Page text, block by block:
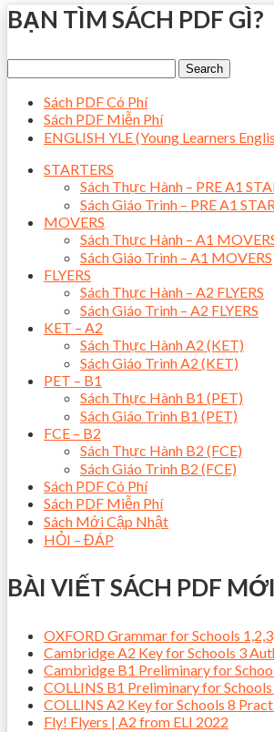
BẠN TÌM SÁCH PDF GÌ?
Sách PDF Có Phí
Sách PDF Miễn Phí
ENGLISH YLE (Young Learners
STARTERS
Sách Thực Hành – PRE A1
Sách Giáo Trình – PRE A1
MOVERS
Sách Thực Hành – A1
Sách Giáo Trình – A1 MOVERS
FLYERS
Sách Thực Hành – A2 FLYERS
Sách Giáo Trình – A2 FLYERS
KET – A2
Sách Thực Hành A2 (KET)
Sách Giáo Trình A2 (KET)
PET – B1
Sách Thực Hành B1 (PET)
Sách Giáo Trình B1 (PET)
FCE – B2
Sách Thực Hành B2 (FCE)
Sách Giáo Trình B2 (FCE)
Sách PDF Có Phí
Sách PDF Miễn Phí
Sách Mới Cập Nhật
HỎI – ĐÁP
BÀI VIẾT SÁCH PDF
OXFORD Grammar for Schools
Cambridge A2 Key for Schools 3
Cambridge B1 Preliminary for
COLLINS B1 Preliminary for
COLLINS A2 Key for Schools 8
Fly! Flyers | A2 from ELI 2022